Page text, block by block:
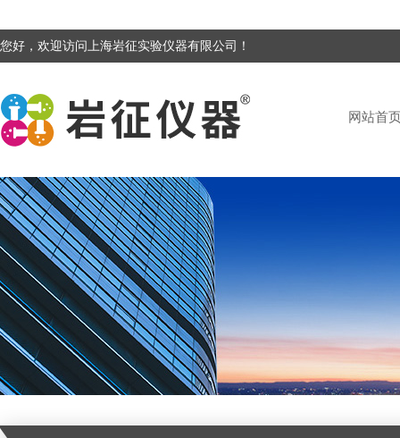
您好，欢迎访问上海岩征实验仪器有限公司！
网站首